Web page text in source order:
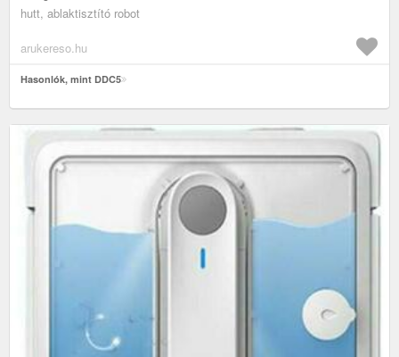
hutt, ablaktisztító robot
arukereso.hu
Hasonlók, mint DDC5